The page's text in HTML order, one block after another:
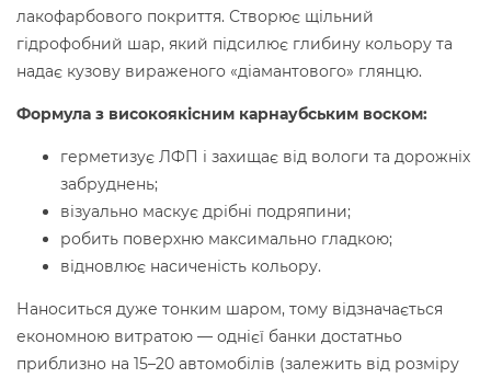
лакофарбового покриття. Створює щільний
гідрофобний шар, який підсилює глибину кольору та
надає кузову вираженого «діамантового» глянцю.
Формула з високоякісним карнаубським воском:
герметизує ЛФП і захищає від вологи та дорожніх
забруднень;
візуально маскує дрібні подряпини;
робить поверхню максимально гладкою;
відновлює насиченість кольору.
Наноситься дуже тонким шаром, тому відзначається
економною витратою — однієї банки достатньо
приблизно на 15–20 автомобілів (залежить від розміру